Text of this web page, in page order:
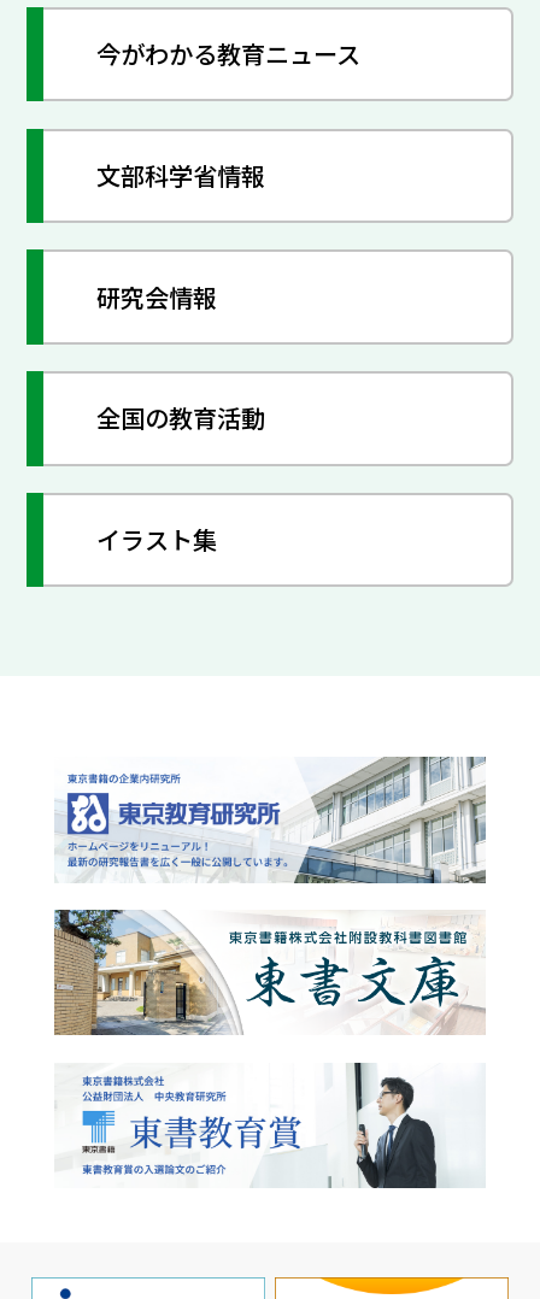
今がわかる教育ニュース
文部科学省情報
研究会情報
全国の教育活動
イラスト集